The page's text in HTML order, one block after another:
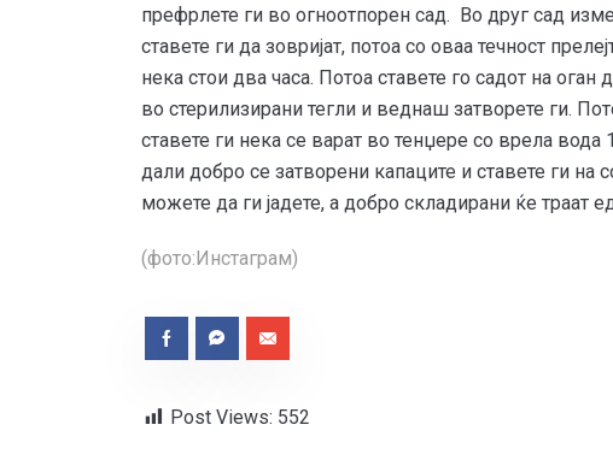
префрлете ги во огноотпорен сад. Во друг сад
ставете ги да зовријат, потоа со оваа течност
нека стои два часа. Потоа ставете го садот на
во стерилизирани тегли и веднаш затворете ги.
ставете ги нека се варат во тенџере со врела
дали добро се затворени капаците и ставете ги
можете да ги јадете, а добро складирани ќе траат
(фото:Инстаграм)
Post Views: 552